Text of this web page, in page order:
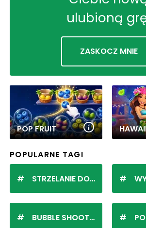
ulubioną
ZASKOCZ MNIE
POP FRUIT
POPULARNE TAGI
STRZELANIE DO KULEK
BUBBLE SHOOTER